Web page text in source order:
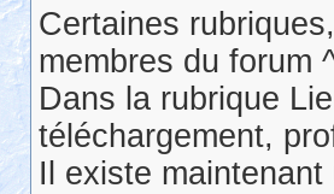
Certaines
membres du forum
Dans la rubrique
téléchargement,
Il existe